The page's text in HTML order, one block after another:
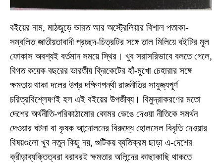
বইয়ের নাম, মাঠজুড়ে ভারত আর অস্ট্রেলিয়ার বিশাল পতাকা-
সম্বলিত জাতীয়তাবাদী প্রচ্ছদ-চিত্রটির সঙ্গে তাল মিলিয়ে বইটির মূল
ফোকাস অবশ্যই বর্তমান সময়ে স্থির। খুব সরাসরিভাবে বলতে গেলে,
বিগত কয়েক বছরের ভারতীয় ক্রিকেটের হাঁ-মুখো চেহারার সঙ্গে
ক্ষমতায় থাকা দলের উগ্র দক্ষিণপন্থী রাজনীতির সাযুজ্যপূর্ণ
চরিত্রবিশ্লেষণই হল এই বইয়ের উপজীব্য। বিমুদ্রাকরণের মতো
দেশের অর্থনীতি-পরিকাঠামোর কোমর ভেঙে দেওয়া নীতিকে সমর্থন
দেওয়ার ঘটনা বা কৃষক আন্দোলনের বিরুদ্ধে হোলসেল বিবৃতি দেওয়ার
বিষয়গুলো খুব নতুন কিছু নয়, গুটিকয় ব্যতিক্রম ছাড়া এ-দেশের
ক্রীড়াব্যক্তিত্বরা বরাবরই ক্ষমতার অলিন্দের কাছাকাছি থাকতে